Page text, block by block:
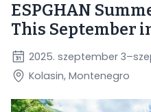
Main
navigation
ESPGHAN
This September
2025. szeptember
Kolasin, Montenegro
Kép